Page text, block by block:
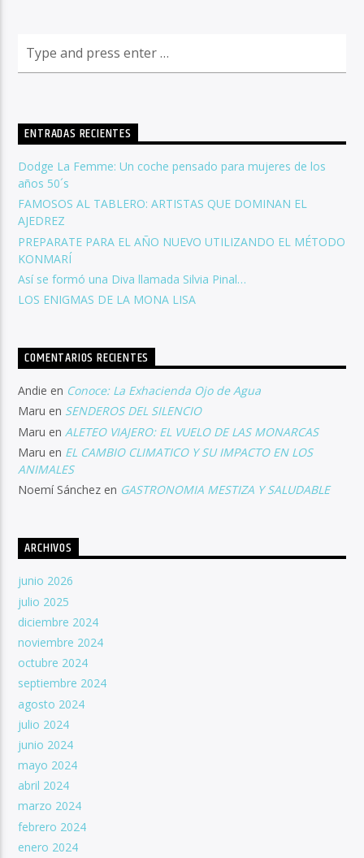
ENTRADAS RECIENTES
Dodge La Femme: Un coche pensado para mujeres de los
años 50´s
FAMOSOS AL TABLERO: ARTISTAS QUE DOMINAN EL
AJEDREZ
PREPARATE PARA EL AÑO NUEVO UTILIZANDO EL MÉTODO
KONMARÍ
Así se formó una Diva llamada Silvia Pinal…
LOS ENIGMAS DE LA MONA LISA
COMENTARIOS RECIENTES
Andie en Conoce: La Exhacienda Ojo de Agua
Maru en SENDEROS DEL SILENCIO
Maru en ALETEO VIAJERO: EL VUELO DE LAS MONARCAS
Maru en EL CAMBIO CLIMATICO Y SU IMPACTO EN LOS
ANIMALES
Noemí Sánchez en GASTRONOMIA MESTIZA Y SALUDABLE
ARCHIVOS
junio 2026
julio 2025
diciembre 2024
noviembre 2024
octubre 2024
septiembre 2024
agosto 2024
julio 2024
junio 2024
mayo 2024
abril 2024
marzo 2024
febrero 2024
enero 2024